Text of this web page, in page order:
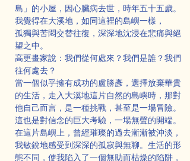
島」的小屋，因心臟病去世，時年五十五歲。
我覺得在大溪地，如同這裡的島嶼一樣，
孤獨與苦悶交替往復，深深地沈浸在悲痛與絕
望之中。
高更畫家說：我們從何處來？我們是誰？我們
往何處去？
當一個似乎擁有成功的盧勝彥，選擇放棄華貴
的生活，走入大溪地這片自然的島嶼時，那對
他自己而言，是一種挑戰，甚至是一場冒險。
這也是對信念的巨大考驗，一場無聲的開端。
在這片島嶼上，曾經璀璨的過去漸漸被沖淡，
我敏銳地感受到深深的孤寂與無聊。生活的形
態不同，使我陷入了一個無助而枯燥的陷阱，